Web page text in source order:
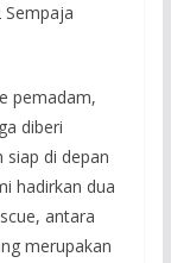
Sempaja
pemadam,
diberi
siap di depan
hadirkan dua
antara
merupakan